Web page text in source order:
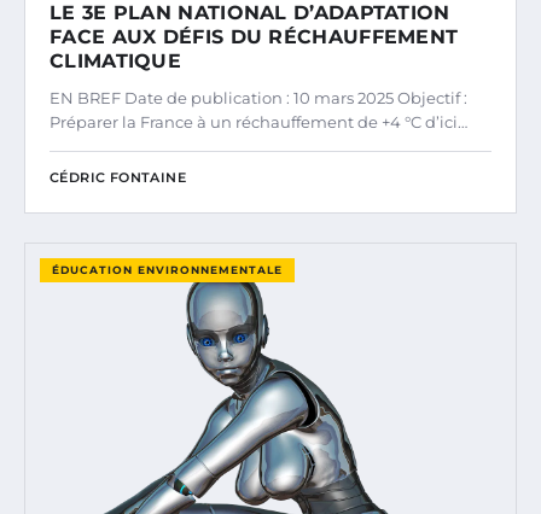
LE 3E PLAN NATIONAL D’ADAPTATION
FACE AUX DÉFIS DU RÉCHAUFFEMENT
CLIMATIQUE
EN BREF Date de publication : 10 mars 2025 Objectif :
Préparer la France à un réchauffement de +4 °C d’ici…
CÉDRIC FONTAINE
ÉDUCATION ENVIRONNEMENTALE